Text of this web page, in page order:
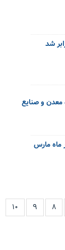
معدن و صنایع
مارس
۸ ۹ ۱۰